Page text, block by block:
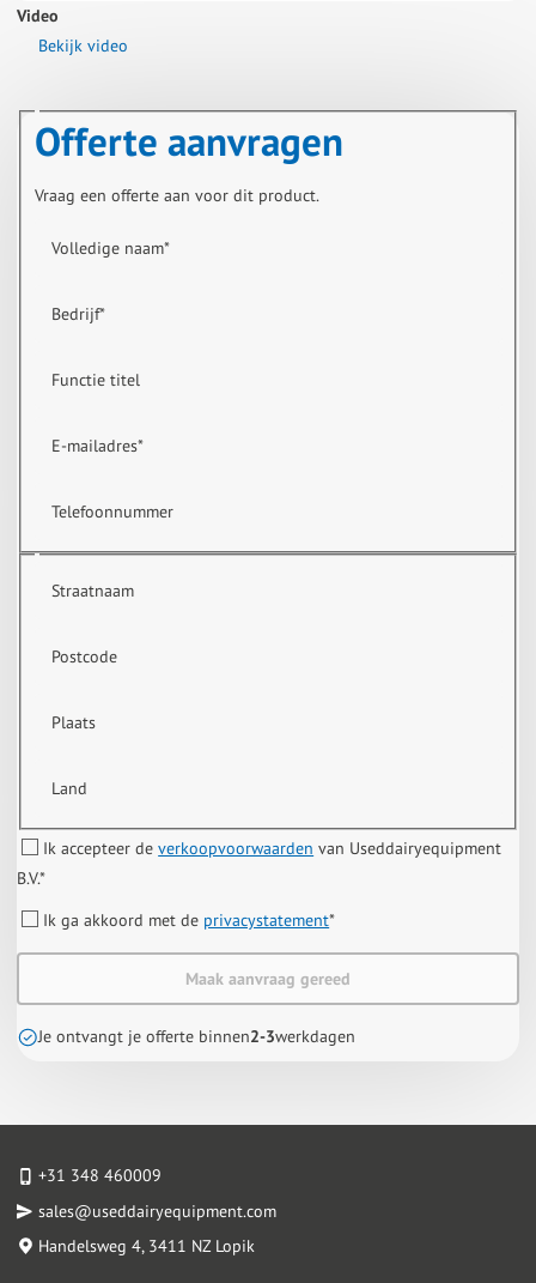
Video
Bekijk video
Offerte aanvragen
Vraag een offerte aan voor dit product.
Volledige naam*
Bedrijf*
Functie titel
E-mailadres*
Telefoonnummer
Straatnaam
Postcode
Plaats
Land
Ik accepteer deverkoopvoorwaarden van Useddairyequipment
B.V.*
Ik ga akkoord met de privacystatement*
Maak aanvraag gereed
Je ontvangt je offerte binnen2-3werkdagen
+31 348 460009
sales@useddairyequipment.com
Handelsweg 4, 3411 NZ Lopik